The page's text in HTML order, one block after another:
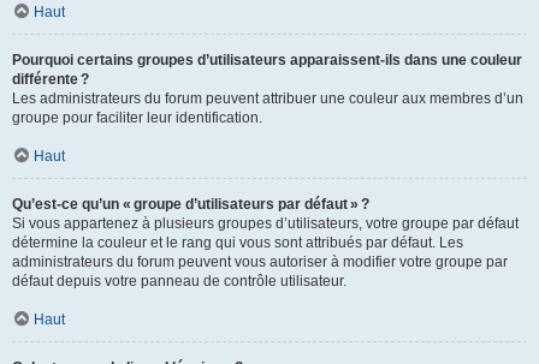
Haut
Pourquoi certains groupes d’utilisateurs apparaissent-ils dans une couleur
différente ?
Les administrateurs du forum peuvent attribuer une couleur aux membres d’un
groupe pour faciliter leur identification.
Haut
Qu’est-ce qu’un « groupe d’utilisateurs par défaut » ?
Si vous appartenez à plusieurs groupes d’utilisateurs, votre groupe par défaut
détermine la couleur et le rang qui vous sont attribués par défaut. Les
administrateurs du forum peuvent vous autoriser à modifier votre groupe par
défaut depuis votre panneau de contrôle utilisateur.
Haut